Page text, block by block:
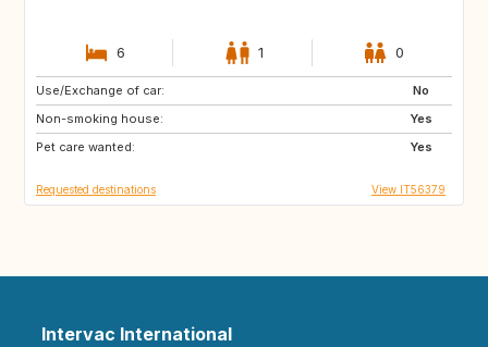
6 1 0
Use/Exchange of car:
No
Non-smoking house:
Yes
Pet care wanted:
Yes
3741
Requested destinations View IT56379
Intervac International